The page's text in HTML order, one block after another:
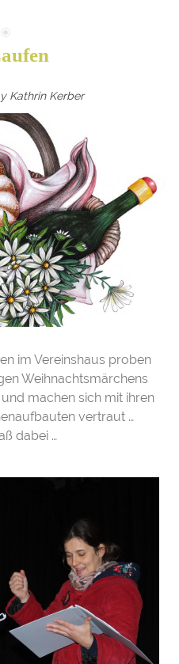
Kathrin Kerber
im Vereinshaus proben
Weihnachtsmärchens
machen sich mit ihren
vertraut …
dabei …